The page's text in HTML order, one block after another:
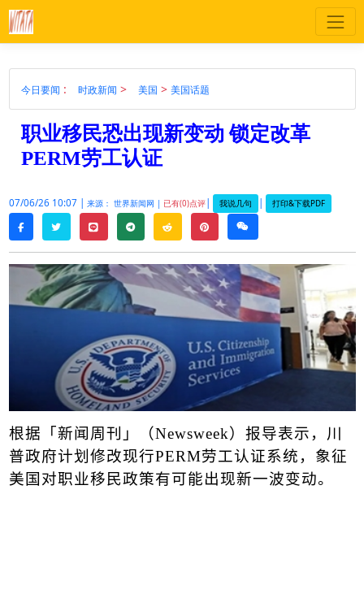
今日要闻 : 时政新闻 > 美国 > 美国话题
职业移民恐出现新变动 锁定改革
PERM劳工认证
07/06/26 10:07 | 来源： 世界新闻网 | 已有(0)点评| 我说几句 | 打印&下载PDF
facebooktwitterline telegramreddit pinterestweixin
根据「新闻周刊」（Newsweek）报导表示，川
普政府计划修改现行PERM劳工认证系统，象征
美国对职业移民政策有可能出现新一波变动。